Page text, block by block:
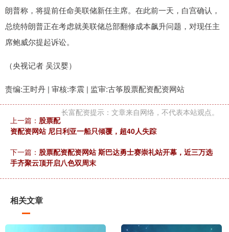
朗普称，将提前任命美联储新任主席。在此前一天，白宫确认，
总统特朗普正在考虑就美联储总部翻修成本飙升问题，对现任主
席鲍威尔提起诉讼。
（央视记者 吴汉婴）
责编:王时丹 | 审核:李震 | 监审:古筝股票配资配资网站
长富配资提示：文章来自网络，不代表本站观点。
上一篇： 股票配
资配资网站 尼日利亚一船只倾覆，超40人失踪
下一篇： 股票配资配资网站 斯巴达勇士赛崇礼站开幕，近三万选
手齐聚云顶开启八色双周末
相关文章